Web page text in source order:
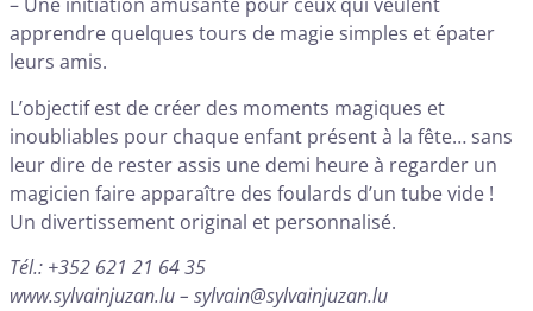
– Une initiation amusante pour ceux qui veulent
apprendre quelques tours de magie simples et épater
leurs amis.
L’objectif est de créer des moments magiques et
inoubliables pour chaque enfant présent à la fête… sans
leur dire de rester assis une demi heure à regarder un
magicien faire apparaître des foulards d’un tube vide !
Un divertissement original et personnalisé.
Tél.: +352 621 21 64 35
www.sylvainjuzan.lu– sylvain@sylvainjuzan.lu